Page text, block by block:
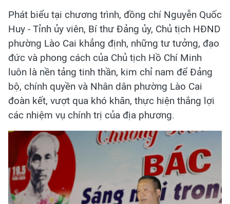
Phát biểu tại chương trình, đồng chí Nguyễn Quốc
Huy - Tỉnh ủy viên, Bí thư Đảng ủy, Chủ tịch HĐND
phường Lào Cai khẳng định, những tư tưởng, đạo
đức và phong cách của Chủ tịch Hồ Chí Minh
luôn là nền tảng tinh thần, kim chỉ nam để Đảng
bộ, chính quyền và Nhân dân phường Lào Cai
đoàn kết, vượt qua khó khăn, thực hiện thắng lợi
các nhiệm vụ chính trị của địa phương.